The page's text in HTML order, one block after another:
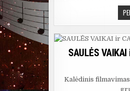
SAULĖS
Kalėdinis